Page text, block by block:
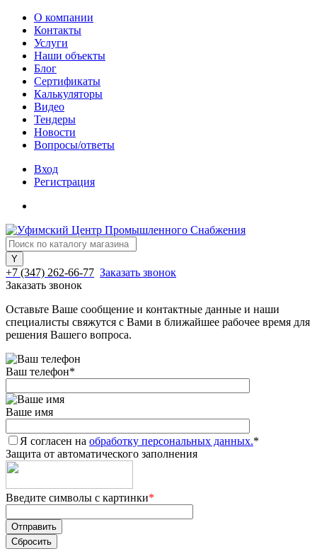
О компании
Контакты
Услуги
Наши объекты
Блог
Сертификаты
Калькуляторы
Видео
Тендеры
Новости
Вопросы/ответы
Вход
Регистрация
+7 (347) 262-66-77 Заказать звонок
Заказать звонок
Оставьте Ваше сообщение и контактные данные и наши
специалисты свяжутся с Вами в ближайшее рабочее время для
решения Вашего вопроса.
Ваш телефон*
Ваше имя
Я согласен на обработку персональных данных.*
Защита от автоматического заполнения
Введите символы с картинки*